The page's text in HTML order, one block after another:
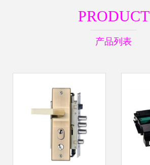
PRODUCT
产品列表